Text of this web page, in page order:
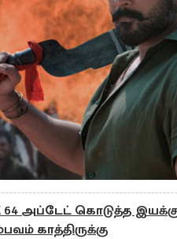
64 அப்டேட் கொடுத்த
காத்திருக்கு